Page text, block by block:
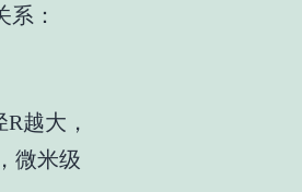
：
越大，
微米级